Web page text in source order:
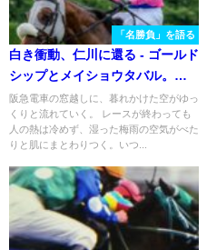
「名勝負」を語る
白き衝動、仁川に還る - ゴールド
シップとメイショウタバル。宝
塚記念、親子制覇を振り返る
阪急電車の窓越しに、暮れかけた空がゆっ
くりと流れていく。 レースが終わっても
人の熱は冷めず、湿った梅雨の空気がべた
りと肌にまとわりつく。いつ...